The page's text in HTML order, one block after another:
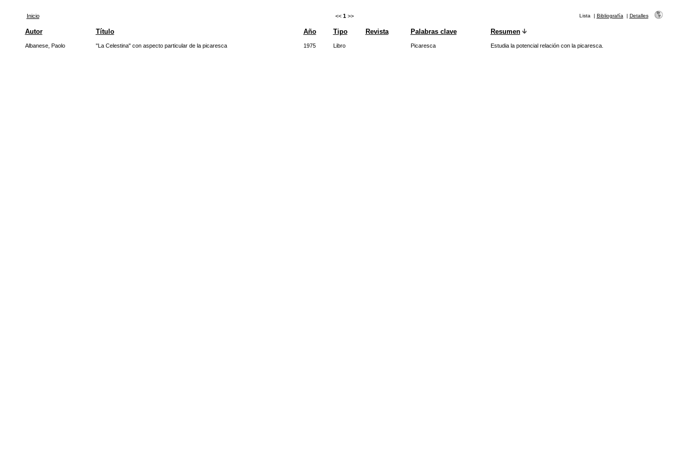
Inicio << 1 >> Lista | Bibliografía | Detalles
Autor Título Año Tipo Revista Palabras clave Resumen
Albanese, Paolo "La Celestina" con aspecto particular de la picaresca 1975 Libro Picaresca Estudia la potencial relación con la picaresca.